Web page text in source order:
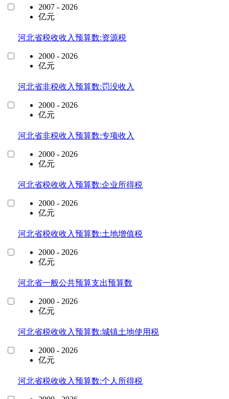
2007 - 2026
亿元
河北省税收收入预算数:资源税
2000 - 2026
亿元
河北省非税收入预算数:罚没收入
2000 - 2026
亿元
河北省非税收入预算数:专项收入
2000 - 2026
亿元
河北省税收收入预算数:企业所得税
2000 - 2026
亿元
河北省税收收入预算数:土地增值税
2000 - 2026
亿元
河北省一般公共预算支出预算数
2000 - 2026
亿元
河北省税收收入预算数:城镇土地使用税
2000 - 2026
亿元
河北省税收收入预算数:个人所得税